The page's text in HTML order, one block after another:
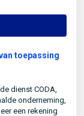
toepassing
dienst CODA,
onderneming,
een rekening